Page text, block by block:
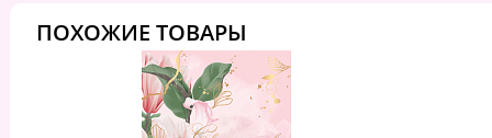
ПОХОЖИЕ ТОВАРЫ